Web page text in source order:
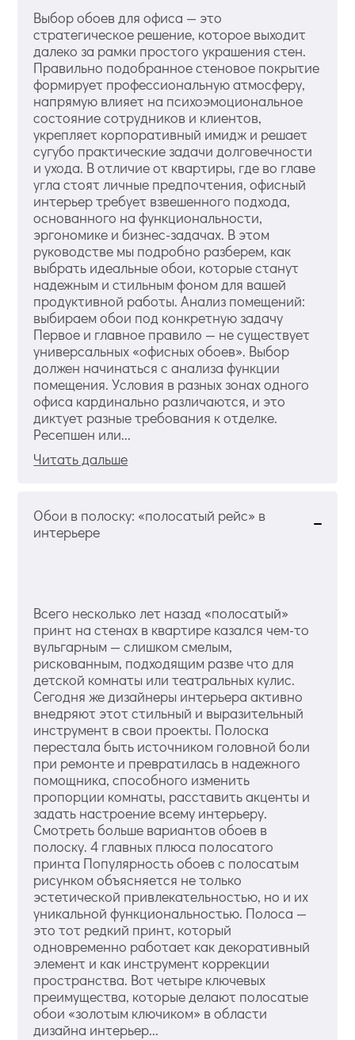
Выбор обоев для офиса — это
стратегическое решение, которое выходит
далеко за рамки простого украшения стен.
Правильно подобранное стеновое покрытие
формирует профессиональную атмосферу,
напрямую влияет на психоэмоциональное
состояние сотрудников и клиентов,
укрепляет корпоративный имидж и решает
сугубо практические задачи долговечности
и ухода. В отличие от квартиры, где во главе
угла стоят личные предпочтения, офисный
интерьер требует взвешенного подхода,
основанного на функциональности,
эргономике и бизнес-задачах. В этом
руководстве мы подробно разберем, как
выбрать идеальные обои, которые станут
надежным и стильным фоном для вашей
продуктивной работы. Анализ помещений:
выбираем обои под конкретную задачу
Первое и главное правило — не существует
универсальных «офисных обоев». Выбор
должен начинаться с анализа функции
помещения. Условия в разных зонах одного
офиса кардинально различаются, и это
диктует разные требования к отделке.
Ресепшен или...
Читать дальше
Обои в полоску: «полосатый рейс» в
интерьере
Всего несколько лет назад «полосатый»
принт на стенах в квартире казался чем-то
вульгарным — слишком смелым,
рискованным, подходящим разве что для
детской комнаты или театральных кулис.
Сегодня же дизайнеры интерьера активно
внедряют этот стильный и выразительный
инструмент в свои проекты. Полоска
перестала быть источником головной боли
при ремонте и превратилась в надежного
помощника, способного изменить
пропорции комнаты, расставить акценты и
задать настроение всему интерьеру.
Смотреть больше вариантов обоев в
полоску. 4 главных плюса полосатого
принта Популярность обоев с полосатым
рисунком объясняется не только
эстетической привлекательностью, но и их
уникальной функциональностью. Полоса —
это тот редкий принт, который
одновременно работает как декоративный
элемент и как инструмент коррекции
пространства. Вот четыре ключевых
преимущества, которые делают полосатые
обои «золотым ключиком» в области
дизайна интерьер...